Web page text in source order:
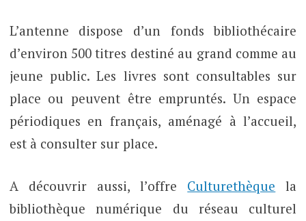
L’antenne dispose d’un fonds bibliothécaire
d’environ 500 titres destiné au grand comme au
jeune public. Les livres sont consultables sur
place ou peuvent être empruntés. Un espace
périodiques en français, aménagé à l’accueil,
est à consulter sur place.
A découvrir aussi, l’offre Culturethèque la
bibliothèque numérique du réseau culturel